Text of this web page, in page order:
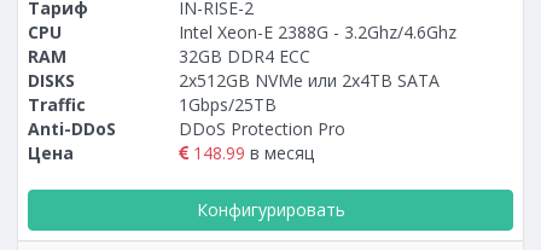
Тариф
IN-RISE-2
CPU
Intel Xeon-E 2388G - 3.2Ghz/4.6Ghz
RAM
32GB DDR4 ECC
DISKS
2x512GB NVMe или 2x4TB SATA
Traffic
1Gbps/25TB
Anti-DDoS
DDoS Protection Pro
Цена
148.99 в месяц
Конфигурировать